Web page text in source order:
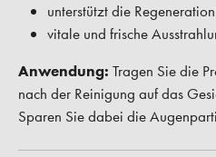
unterstützt die Regeneration
vitale und frische
Anwendung: Tragen Sie die
nach der Reinigung auf das
Sparen Sie dabei die